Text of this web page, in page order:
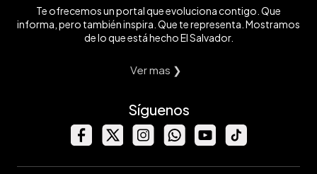
Te ofrecemos un portal que evoluciona contigo. Que
informa, pero también inspira. Que te representa. Mostramos
de lo que está hecho El Salvador.
Ver mas ❯
Síguenos